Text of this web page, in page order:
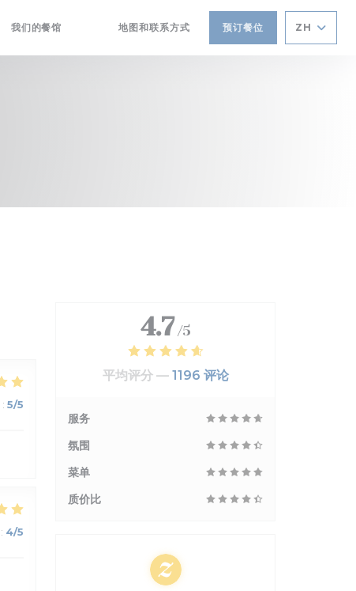
我们的餐馆
((在新窗口中打开))
((在新窗口中打开))
地图和联系方式 预订餐位 ZH
: 5/5
: 4/5
4.7 /5
平均评分 — 1196 评论
服务
氛围
菜单
质价比